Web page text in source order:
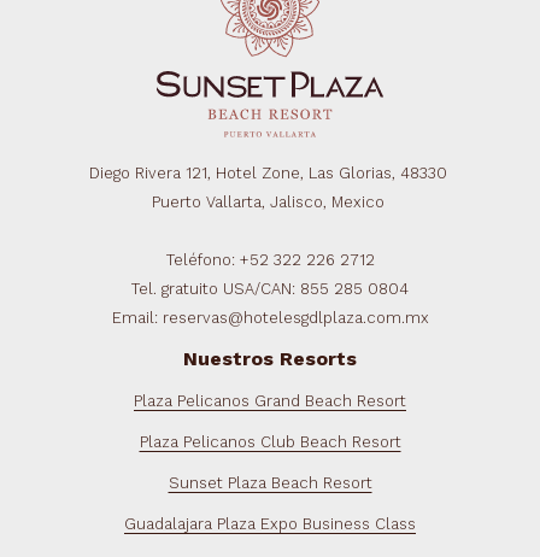
Diego Rivera 121, Hotel Zone, Las Glorias, 48330
Puerto Vallarta, Jalisco, Mexico
Teléfono: +52 322 226 2712
Tel. gratuito USA/CAN: 855 285 0804
Email: reservas@hotelesgdlplaza.com.mx
Nuestros Resorts
Plaza Pelicanos Grand Beach Resort
Plaza Pelicanos Club Beach Resort
Sunset Plaza Beach Resort
Guadalajara Plaza Expo Business Class